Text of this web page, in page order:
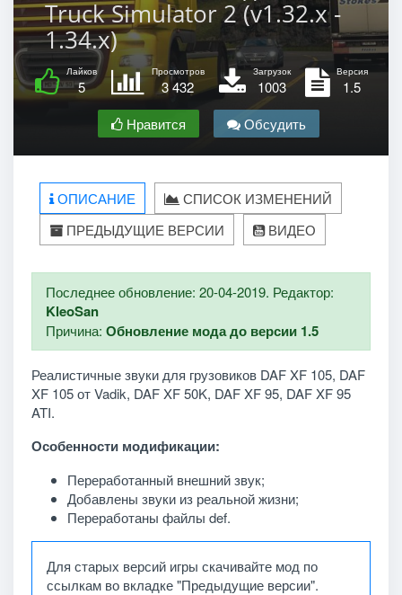
Truck Simulator 2 (v1.32.x -
1.34.x)
Лайков
5
Просмотров
3 432
Загрузок
1003
Версия
1.5
Нравится
Обсудить
ОПИСАНИЕ
СПИСОК ИЗМЕНЕНИЙ
ПРЕДЫДУЩИЕ ВЕРСИИ
ВИДЕО
Последнее обновление: 20-04-2019. Редактор:
KleoSan
Причина: Обновление мода до версии 1.5
Реалистичные звуки для грузовиков DAF XF 105, DAF
XF 105 от Vadik, DAF XF 50K, DAF XF 95, DAF XF 95
ATI.
Особенности модификации:
Переработанный внешний звук;
Добавлены звуки из реальной жизни;
Переработаны файлы def.
Для старых версий игры скачивайте мод по
ссылкам во вкладке "Предыдущие версии".